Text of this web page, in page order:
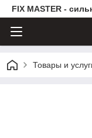
FIX MASTER -
Товары и